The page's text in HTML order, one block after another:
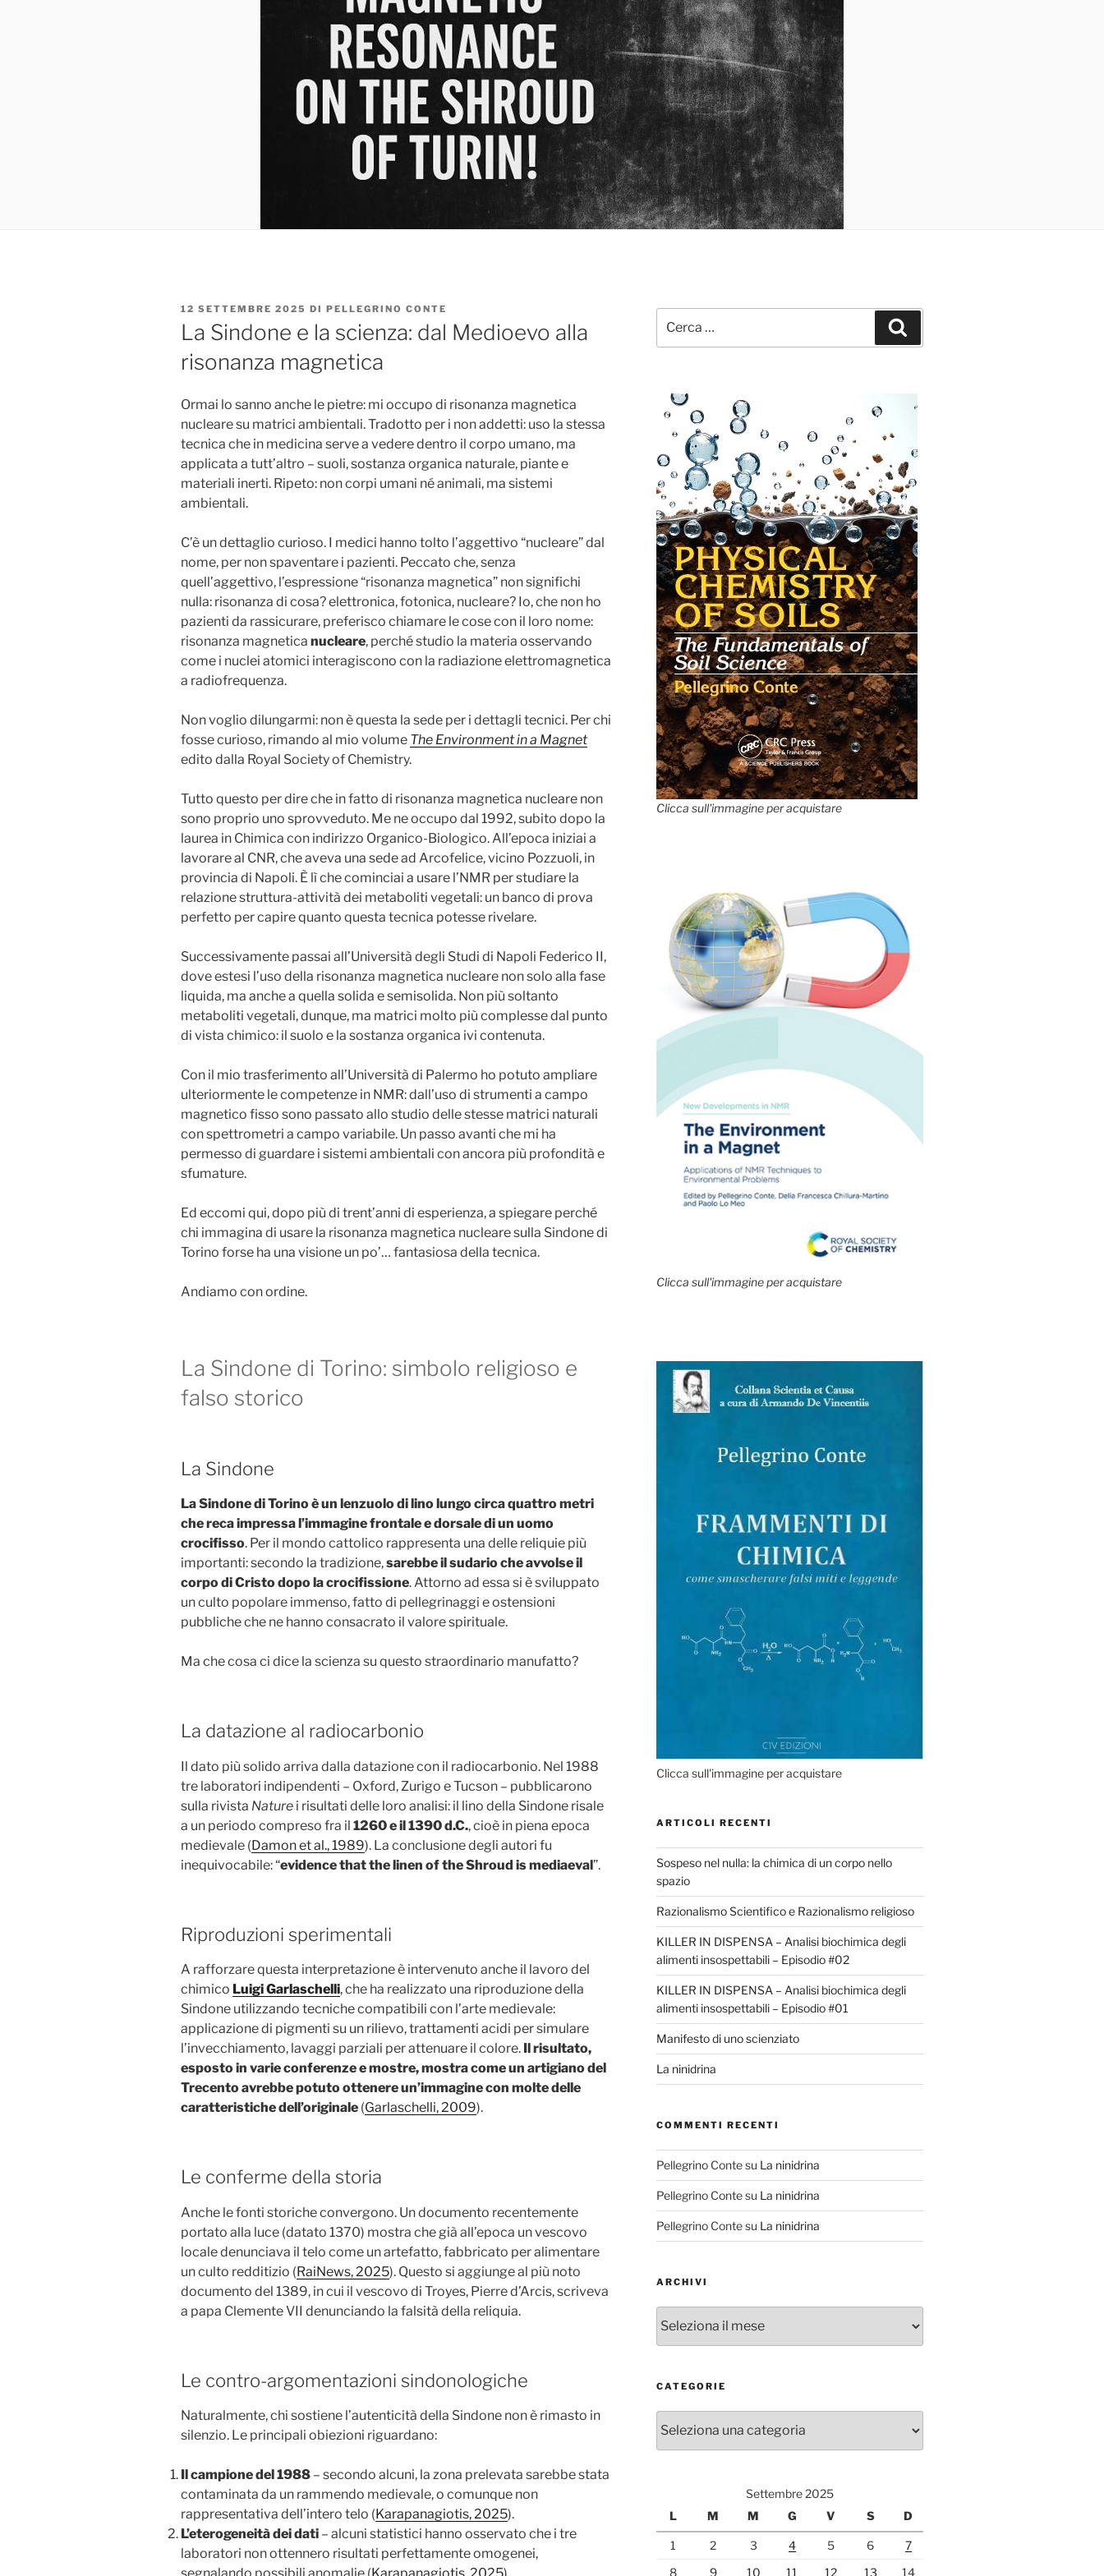
PUBBLICATO
IL
12 SETTEMBRE 2025 DI PELLEGRINO CONTE
La Sindone e la scienza: dal Medioevo alla
risonanza magnetica
Ormai lo sanno anche le pietre: mi occupo di risonanza magnetica
nucleare su matrici ambientali. Tradotto per i non addetti: uso la stessa
tecnica che in medicina serve a vedere dentro il corpo umano, ma
applicata a tutt’altro – suoli, sostanza organica naturale, piante e
materiali inerti. Ripeto: non corpi umani né animali, ma sistemi
ambientali.
C’è un dettaglio curioso. I medici hanno tolto l’aggettivo “nucleare” dal
nome, per non spaventare i pazienti. Peccato che, senza
quell’aggettivo, l’espressione “risonanza magnetica” non significhi
nulla: risonanza di cosa? elettronica, fotonica, nucleare? Io, che non ho
pazienti da rassicurare, preferisco chiamare le cose con il loro nome:
risonanza magnetica nucleare, perché studio la materia osservando
come i nuclei atomici interagiscono con la radiazione elettromagnetica
a radiofrequenza.
Non voglio dilungarmi: non è questa la sede per i dettagli tecnici. Per chi
fosse curioso, rimando al mio volume The Environment in a Magnet
edito dalla Royal Society of Chemistry.
Tutto questo per dire che in fatto di risonanza magnetica nucleare non
sono proprio uno sprovveduto. Me ne occupo dal 1992, subito dopo la
laurea in Chimica con indirizzo Organico-Biologico. All’epoca iniziai a
lavorare al CNR, che aveva una sede ad Arcofelice, vicino Pozzuoli, in
provincia di Napoli. È lì che cominciai a usare l’NMR per studiare la
relazione struttura-attività dei metaboliti vegetali: un banco di prova
perfetto per capire quanto questa tecnica potesse rivelare.
Successivamente passai all’Università degli Studi di Napoli Federico II,
dove estesi l’uso della risonanza magnetica nucleare non solo alla fase
liquida, ma anche a quella solida e semisolida. Non più soltanto
metaboliti vegetali, dunque, ma matrici molto più complesse dal punto
di vista chimico: il suolo e la sostanza organica ivi contenuta.
Con il mio trasferimento all’Università di Palermo ho potuto ampliare
ulteriormente le competenze in NMR: dall’uso di strumenti a campo
magnetico fisso sono passato allo studio delle stesse matrici naturali
con spettrometri a campo variabile. Un passo avanti che mi ha
permesso di guardare i sistemi ambientali con ancora più profondità e
sfumature.
Ed eccomi qui, dopo più di trent’anni di esperienza, a spiegare perché
chi immagina di usare la risonanza magnetica nucleare sulla Sindone di
Torino forse ha una visione un po’… fantasiosa della tecnica.
Andiamo con ordine.
La Sindone di Torino: simbolo religioso e
falso storico
La Sindone
La Sindone di Torino è un lenzuolo di lino lungo circa quattro metri
che reca impressa l’immagine frontale e dorsale di un uomo
crocifisso. Per il mondo cattolico rappresenta una delle reliquie più
importanti: secondo la tradizione,sarebbe il sudario che avvolse il
corpo di Cristo dopo la crocifissione. Attorno ad essa si è sviluppato
un culto popolare immenso, fatto di pellegrinaggi e ostensioni
pubbliche che ne hanno consacrato il valore spirituale.
Ma che cosa ci dice la scienza su questo straordinario manufatto?
La datazione al radiocarbonio
Il dato più solido arriva dalla datazione con il radiocarbonio. Nel 1988
tre laboratori indipendenti – Oxford, Zurigo e Tucson – pubblicarono
sulla rivista Nature i risultati delle loro analisi: il lino della Sindone risale
a un periodo compreso fra il 1260 e il 1390 d.C., cioè in piena epoca
medievale (Damon et al., 1989). La conclusione degli autori fu
inequivocabile: “evidence that the linen of the Shroud is mediaeval”.
Riproduzioni sperimentali
A rafforzare questa interpretazione è intervenuto anche il lavoro del
chimico Luigi Garlaschelli, che ha realizzato una riproduzione della
Sindone utilizzando tecniche compatibili con l’arte medievale:
applicazione di pigmenti su un rilievo, trattamenti acidi per simulare
l’invecchiamento, lavaggi parziali per attenuare il colore. Il risultato,
esposto in varie conferenze e mostre, mostra come un artigiano del
Trecento avrebbe potuto ottenere un’immagine con molte delle
caratteristiche dell’originale (Garlaschelli, 2009).
Le conferme della storia
Anche le fonti storiche convergono. Un documento recentemente
portato alla luce (datato 1370) mostra che già all’epoca un vescovo
locale denunciava il telo come un artefatto, fabbricato per alimentare
un culto redditizio (RaiNews, 2025). Questo si aggiunge al più noto
documento del 1389, in cui il vescovo di Troyes, Pierre d’Arcis, scriveva
a papa Clemente VII denunciando la falsità della reliquia.
Le contro-argomentazioni sindonologiche
Naturalmente, chi sostiene l’autenticità della Sindone non è rimasto in
silenzio. Le principali obiezioni riguardano:
Il campione del 1988 – secondo alcuni, la zona prelevata sarebbe stata
contaminata da un rammendo medievale, o comunque non
rappresentativa dell’intero telo (Karapanagiotis, 2025).
L’eterogeneità dei dati – alcuni statistici hanno osservato che i tre
laboratori non ottennero risultati perfettamente omogenei,
Clicca sull'immagine per acquistare
Clicca sull'immagine per acquistare
Clicca sull'immagine per acquistare
ARTICOLI RECENTI
Sospeso nel nulla: la chimica di un corpo nello
spazio
Razionalismo Scientifico e Razionalismo religioso
KILLER IN DISPENSA – Analisi biochimica degli
alimenti insospettabili – Episodio #02
KILLER IN DISPENSA – Analisi biochimica degli
alimenti insospettabili – Episodio #01
Manifesto di uno scienziato
La ninidrina
COMMENTI RECENTI
Pellegrino Contesu La ninidrina
Pellegrino Contesu La ninidrina
Pellegrino Contesu La ninidrina
ARCHIVI
CATEGORIE
Settembre 2025
L
M M G V S D
1 2 3 4 5 6
7
8
9 10 11 12 13 14